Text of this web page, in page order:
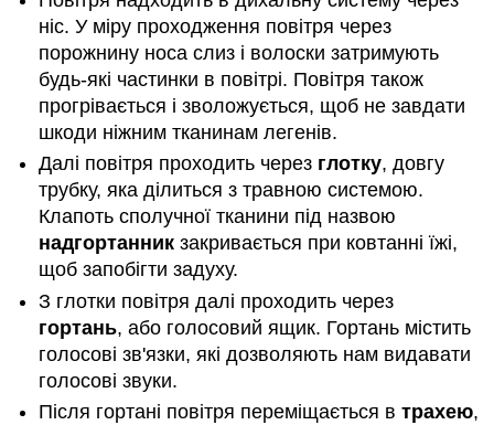
ніс. У міру проходження повітря через
порожнину носа слиз і волоски затримують
будь-які частинки в повітрі. Повітря також
прогрівається і зволожується, щоб не завдати
шкоди ніжним тканинам легенів.
Далі повітря проходить через глотку, довгу
трубку, яка ділиться з травною системою.
Клапоть сполучної тканини під назвою
надгортанник закривається при ковтанні їжі,
щоб запобігти задуху.
З глотки повітря далі проходить через
гортань, або голосовий ящик. Гортань містить
голосові зв'язки, які дозволяють нам видавати
голосові звуки.
Після гортані повітря переміщається втрахею,